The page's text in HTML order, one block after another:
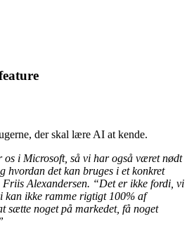
der skal lære AI at kende.
os i Microsoft, så vi har også været nødt
hvordan det kan bruges i et konkret
Alexandersen. “Det er ikke fordi, vi
kan ikke ramme rigtigt 100% af
sætte noget på markedet, få noget